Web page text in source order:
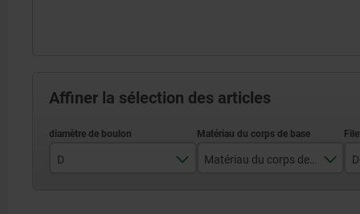
Affiner la sélection des articles
D